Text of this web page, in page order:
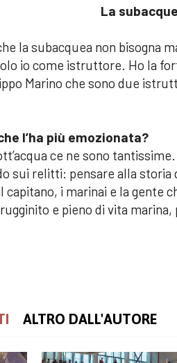
La
la subacquea non bisogna
io come istruttore. Ho la
Marino che sono due
l’ha più emozionata?
ce ne sono
sui relitti: pensare alla
capitano, i marinai e la gente
e pieno di vita marina,
ALTRO DALL'AUTORE